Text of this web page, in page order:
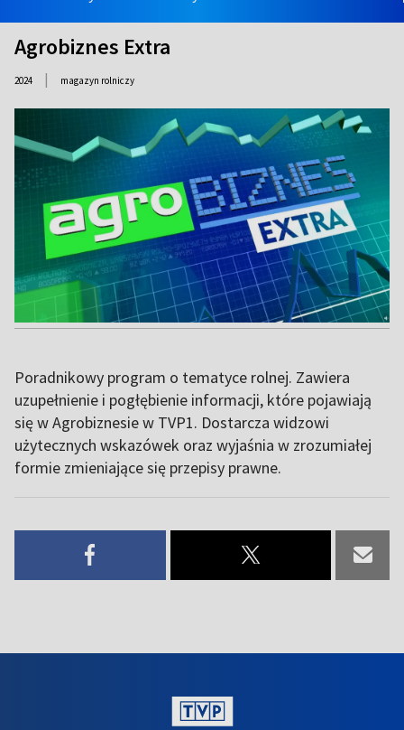
Agrobiznes Extra
2024 | magazyn rolniczy
Poradnikowy program o tematyce rolnej. Zawiera
uzupełnienie i pogłębienie informacji, które pojawiają
się w Agrobiznesie w TVP1. Dostarcza widzowi
użytecznych wskazówek oraz wyjaśnia w zrozumiałej
formie zmieniające się przepisy prawne.